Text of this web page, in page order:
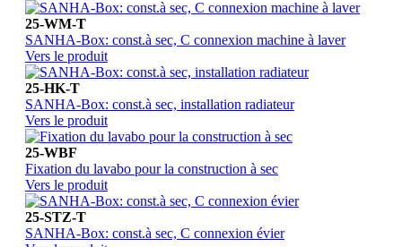
25-WM-T
SANHA-Box: const.à sec, C connexion machine à laver
Vers le produit
25-HK-T
SANHA-Box: const.à sec, installation radiateur
Vers le produit
25-WBF
Fixation du lavabo pour la construction à sec
Vers le produit
25-STZ-T
SANHA-Box: const.à sec, C connexion évier